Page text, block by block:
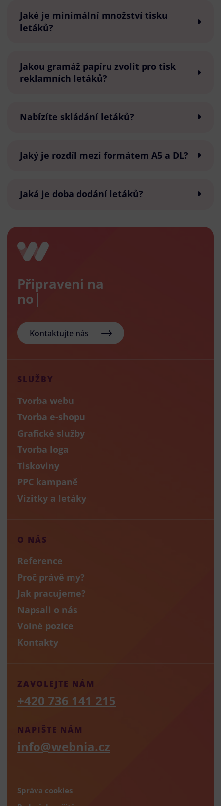
Jaké je minimální množství tisku
letáků?
Jakou gramáž papíru zvolit pro tisk
reklamních letáků?
Nabízíte skládání letáků?
Jaký je rozdíl mezi formátem A5 a DL?
Jaká je doba dodání letáků?
Připraveni na
nový e
Kontaktujte nás
SLUŽBY
Tvorba webu
Tvorba e-shopu
Grafické služby
Tvorba loga
Tiskoviny
PPC kampaně
Vizitky a letáky
O NÁS
Reference
Proč právě my?
Jak pracujeme?
Napsali o nás
Volné pozice
Kontakty
NAPIŠTE NÁM
info@webnia.cz
ZAVOLEJTE NÁM
+420 736 141 215
Správa cookies